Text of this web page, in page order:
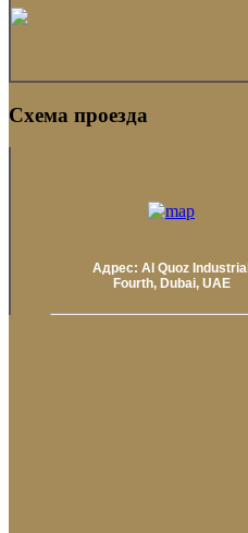
Схема проезда
Адрес: Al Quoz Industrial
Fourth, Dubai, UAE